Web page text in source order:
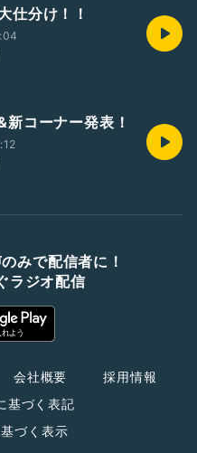
仕分け！！
コーナー発表！
みで配信者に！
ラジオ配信
会社概要
採用情報
基づく表記
づく表示